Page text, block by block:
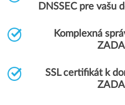
DNSSEC pre vašu
Komplexná
SSL certifikát k